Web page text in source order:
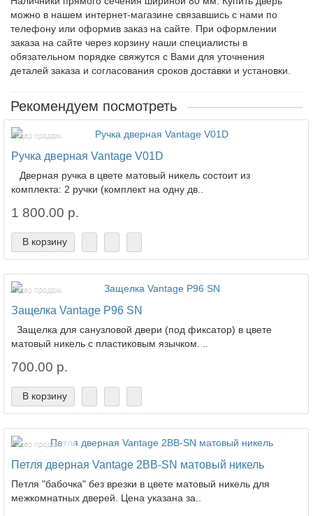
можно в нашем интернет-магазине связавшись с нами по
телефону или оформив заказ на сайте. При оформлении
заказа на сайте через корзину наши специалисты в
обязательном порядке свяжутся с Вами для уточнения
деталей заказа и согласования сроков доставки и установки.
Рекомендуем посмотреть
Лидер продаж!
Ручка дверная Vantage V01D
Дверная ручка в цвете матовый никель состоит из
комплекта: 2 ручки (комплект на одну дв..
1 800.00 р.
В корзину
Лидер продаж!
Защелка Vantage P96 SN
Защелка для санузловой двери (под фиксатор) в цвете
матовый никель с пластиковым язычком. ..
700.00 р.
В корзину
Лидер продаж!
Петля дверная Vantage 2BB-SN матовый никель
Петля "бабочка" без врезки в цвете матовый никель для
межкомнатных дверей. Цена указана за..